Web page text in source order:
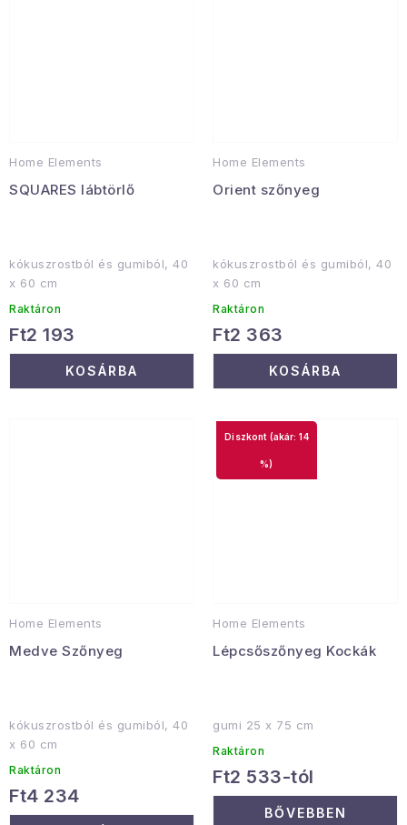
Home Elements
SQUARES lábtörlő
kókuszrostból és gumiból, 40
x 60 cm
Raktáron
Ft2 193
KOSÁRBA
Home Elements
Orient szőnyeg
kókuszrostból és gumiból, 40
x 60 cm
Raktáron
Ft2 363
KOSÁRBA
Home Elements
Medve Szőnyeg
kókuszrostból és gumiból, 40
x 60 cm
Raktáron
Ft4 234
Home Elements
Lépcsőszőnyeg Kockák
(akár: 14
%)
gumi 25 x 75 cm
Raktáron
Ft2 533-tól
BŐVEBBEN